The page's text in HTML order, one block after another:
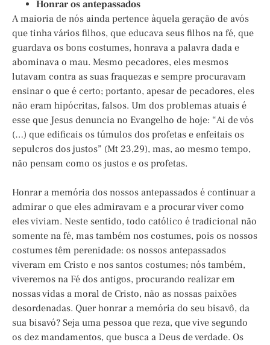
Honrar os antepassados
A maioria de nós ainda pertence àquela geração de avós
que tinha vários filhos, que educava seus filhos na fé, que
guardava os bons costumes, honrava a palavra dada e
abominava o mau. Mesmo pecadores, eles mesmos
lutavam contra as suas fraquezas e sempre procuravam
ensinar o que é certo; portanto, apesar de pecadores, eles
não eram hipócritas, falsos. Um dos problemas atuais é
esse que Jesus denuncia no Evangelho de hoje: “Ai de vós
(…) que edificais os túmulos dos profetas e enfeitais os
sepulcros dos justos” (Mt 23,29), mas, ao mesmo tempo,
não pensam como os justos e os profetas.
Honrar a memória dos nossos antepassados é continuar a
admirar o que eles admiravam e a procurar viver como
eles viviam. Neste sentido, todo católico é tradicional não
somente na fé, mas também nos costumes, pois os nossos
costumes têm perenidade: os nossos antepassados
viveram em Cristo e nos santos costumes; nós também,
viveremos na Fé dos antigos, procurando realizar em
nossas vidas a moral de Cristo, não as nossas paixões
desordenadas. Quer honrar a memória do seu bisavô, da
sua bisavó? Seja uma pessoa que reza, que vive segundo
os dez mandamentos, que busca a Deus de verdade. Os